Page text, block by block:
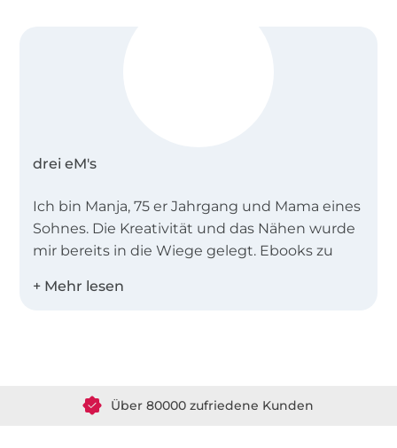
drei eM's
Ich bin Manja, 75 er Jahrgang und Mama eines
Sohnes. Die Kreativität und das Nähen wurde
mir bereits in die Wiege gelegt. Ebooks zu
Leidenschaft.